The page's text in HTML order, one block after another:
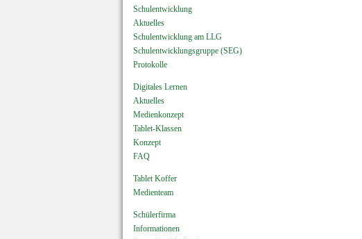
Schulentwicklung
Aktuelles
Schulentwicklung am LLG
Schulentwicklungsgruppe (SEG)
Protokolle
Digitales Lernen
Aktuelles
Medienkonzept
Tablet-Klassen
Konzept
FAQ
Tablet Koffer
Medienteam
Schülerfirma
Informationen